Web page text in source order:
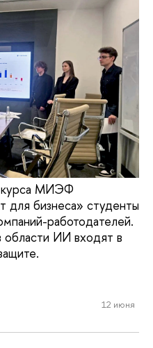
курса МИЭФ
для бизнеса» студенты
работодателей.
области ИИ входят в
12 июня